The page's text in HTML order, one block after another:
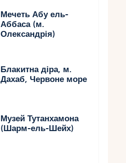
Мечеть Абу ель-
Аббаса (м.
Олександрія)
Блакитна діра, м.
Дахаб, Червоне море
Музей Тутанхамона
(Шарм-ель-Шейх)